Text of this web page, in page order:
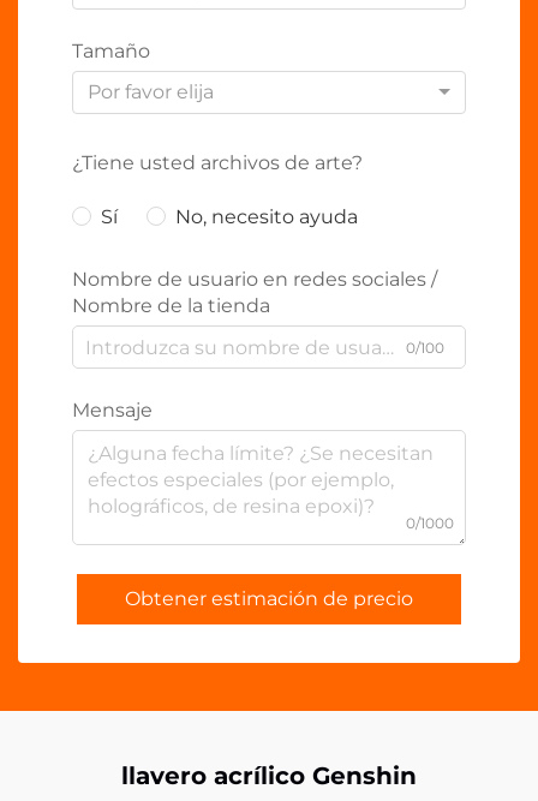
Tamaño
Por favor elija
¿Tiene usted archivos de arte?
Sí No, necesito ayuda
Nombre de usuario en redes sociales /
Nombre de la tienda
0/100
Mensaje
0/1000
Obtener estimación de precio
llavero acrílico Genshin